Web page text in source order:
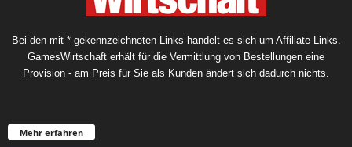
Bei den mit * gekennzeichneten Links handelt es sich um Affiliate-Links.
GamesWirtschaft erhält für die Vermittlung von Bestellungen eine
Provision - am Preis für Sie als Kunden ändert sich dadurch nichts.
Mehr erfahren